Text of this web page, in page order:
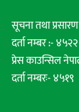
सूचना तथा
दर्ता नम्बर :- ४५२२
प्रेस काउन्सिल
दर्ता नम्बरः- ४५१९